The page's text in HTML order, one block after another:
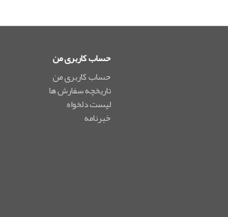
حساب کاربری من
حساب کاربری من
تاریخچه سفارش ها
لیست دلخواه
خبرنامه